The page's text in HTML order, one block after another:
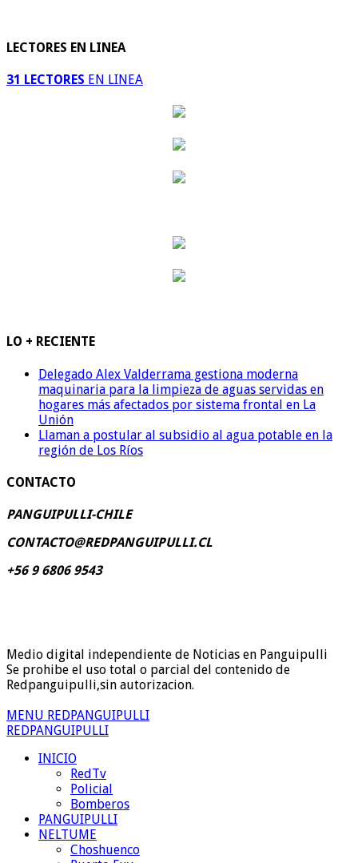
LECTORES EN LINEA
31 LECTORES EN LINEA
LO + RECIENTE
Delegado Alex Valderrama gestiona moderna
maquinaria para la limpieza de aguas servidas en
hogares más afectados por sistema frontal en La
Unión
Llaman a postular al subsidio al agua potable en la
región de Los Ríos
CONTACTO
PANGUIPULLI-CHILE
CONTACTO@REDPANGUIPULLI.CL
+56 9 6806 9543
Medio digital independiente de Noticias en Panguipulli
Se prohibe el uso total o parcial del contenido de
Redpanguipulli,sin autorizacion.
MENU REDPANGUIPULLI
REDPANGUIPULLI
INICIO
RedTv
Policial
Bomberos
PANGUIPULLI
NELTUME
Choshuenco